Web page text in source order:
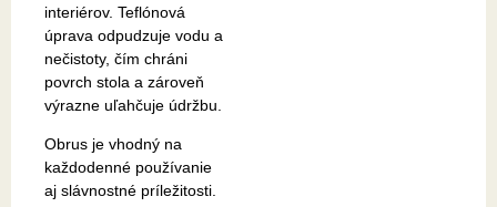
interiérov. Teflónová
úprava odpudzuje vodu a
nečistoty, čím chráni
povrch stola a zároveň
výrazne uľahčuje údržbu.
Obrus je vhodný na
každodenné používanie
aj slávnostné príležitosti.